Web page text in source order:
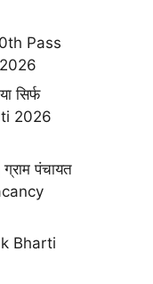
Pass
सिर्फ
2026
पंचायत
Bharti